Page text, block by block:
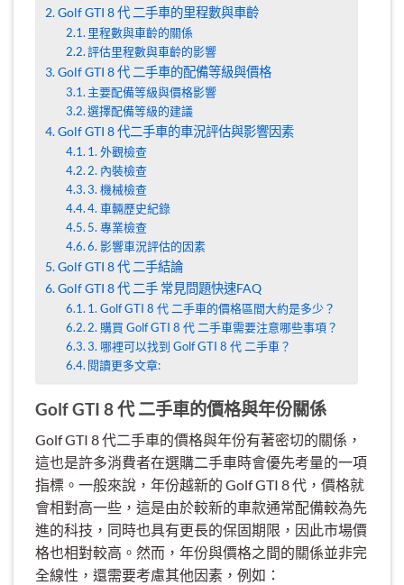
Golf GTI 8 代 二手車的里程數與車齡
里程數與車齡的關係
評估里程數與車齡的影響
Golf GTI 8 代 二手車的配備等級與價格
主要配備等級與價格影響
選擇配備等級的建議
Golf GTI 8 代二手車的車況評估與影響因素
1. 外觀檢查
2. 內裝檢查
3. 機械檢查
4. 車輛歷史紀錄
5. 專業檢查
6. 影響車況評估的因素
Golf GTI 8 代 二手結論
Golf GTI 8 代 二手 常見問題快速FAQ
1. Golf GTI 8 代 二手車的價格區間大約是多少？
2. 購買 Golf GTI 8 代 二手車需要注意哪些事項？
3. 哪裡可以找到 Golf GTI 8 代 二手車？
閱讀更多文章:
Golf GTI 8 代 二手車的價格與年份關係
Golf GTI 8 代二手車的價格與年份有著密切的關係，
這也是許多消費者在選購二手車時會優先考量的一項
指標。一般來說，年份越新的 Golf GTI 8 代，價格就
會相對高一些，這是由於較新的車款通常配備較為先
進的科技，同時也具有更長的保固期限，因此市場價
格也相對較高。然而，年份與價格之間的關係並非完
全線性，還需要考慮其他因素，例如：